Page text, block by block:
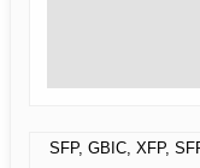
SFP, GBIC, XFP,